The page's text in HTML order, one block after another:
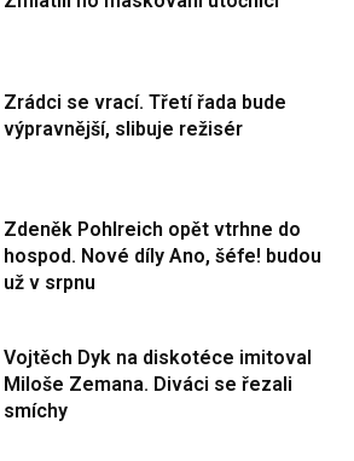
Zrádci se vrací. Třetí řada bude
výpravnější, slibuje režisér
Zdeněk Pohlreich opět vtrhne do
hospod. Nové díly Ano, šéfe! budou
už v srpnu
Vojtěch Dyk na diskotéce imitoval
Miloše Zemana. Diváci se řezali
smíchy